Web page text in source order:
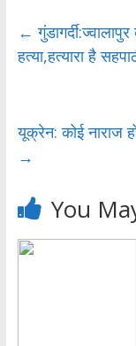
b
o
k
er
←
हत्या,हत्यारा है
यूक्रेन: कोई नाराज
→
You